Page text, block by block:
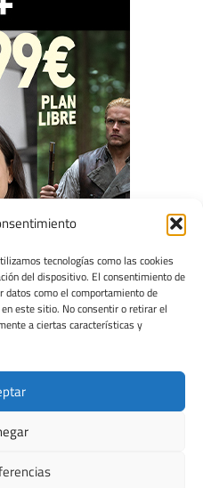
tecnologías como las cookies
del dispositivo. El consentimiento de
como el comportamiento de
este sitio. No consentir o retirar el
a ciertas características y